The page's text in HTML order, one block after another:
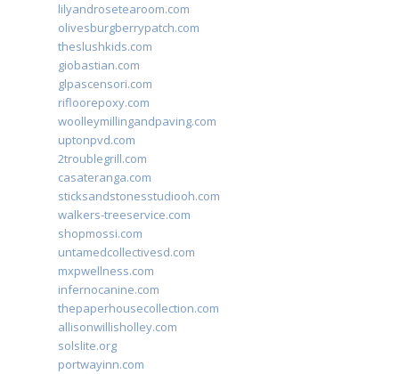
lilyandrosetearoom.com
olivesburgberrypatch.com
theslushkids.com
giobastian.com
glpascensori.com
rifloorepoxy.com
woolleymillingandpaving.com
uptonpvd.com
2troublegrill.com
casateranga.com
sticksandstonesstudiooh.com
walkers-treeservice.com
shopmossi.com
untamedcollectivesd.com
mxpwellness.com
infernocanine.com
thepaperhousecollection.com
allisonwillisholley.com
solslite.org
portwayinn.com